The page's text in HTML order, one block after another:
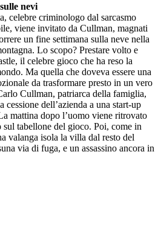
nevi
celebre criminologo dal sarcasmo
viene invitato da Cullman, magnati
un fine settimana sulla neve nella
Lo scopo? Prestare volto e
il celebre gioco che ha reso la
Ma quella che doveva essere una
da trasformare presto in un vero
Cullman, patriarca della famiglia,
dell’azienda a una start-up
mattina dopo l’uomo viene ritrovato
tabellone del gioco. Poi, come in
valanga isola la villa dal resto del
via di fuga, e un assassino ancora in